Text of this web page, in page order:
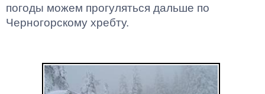
погоды можем прогуляться дальше по
Черногорскому хребту.